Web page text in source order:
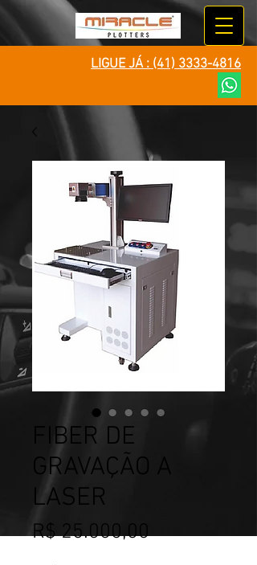
LIGUE JÁ :(41) 3333-4816
FIBER DE
GRAVAÇÃO A
LASER
R$ 25.000,00Preço